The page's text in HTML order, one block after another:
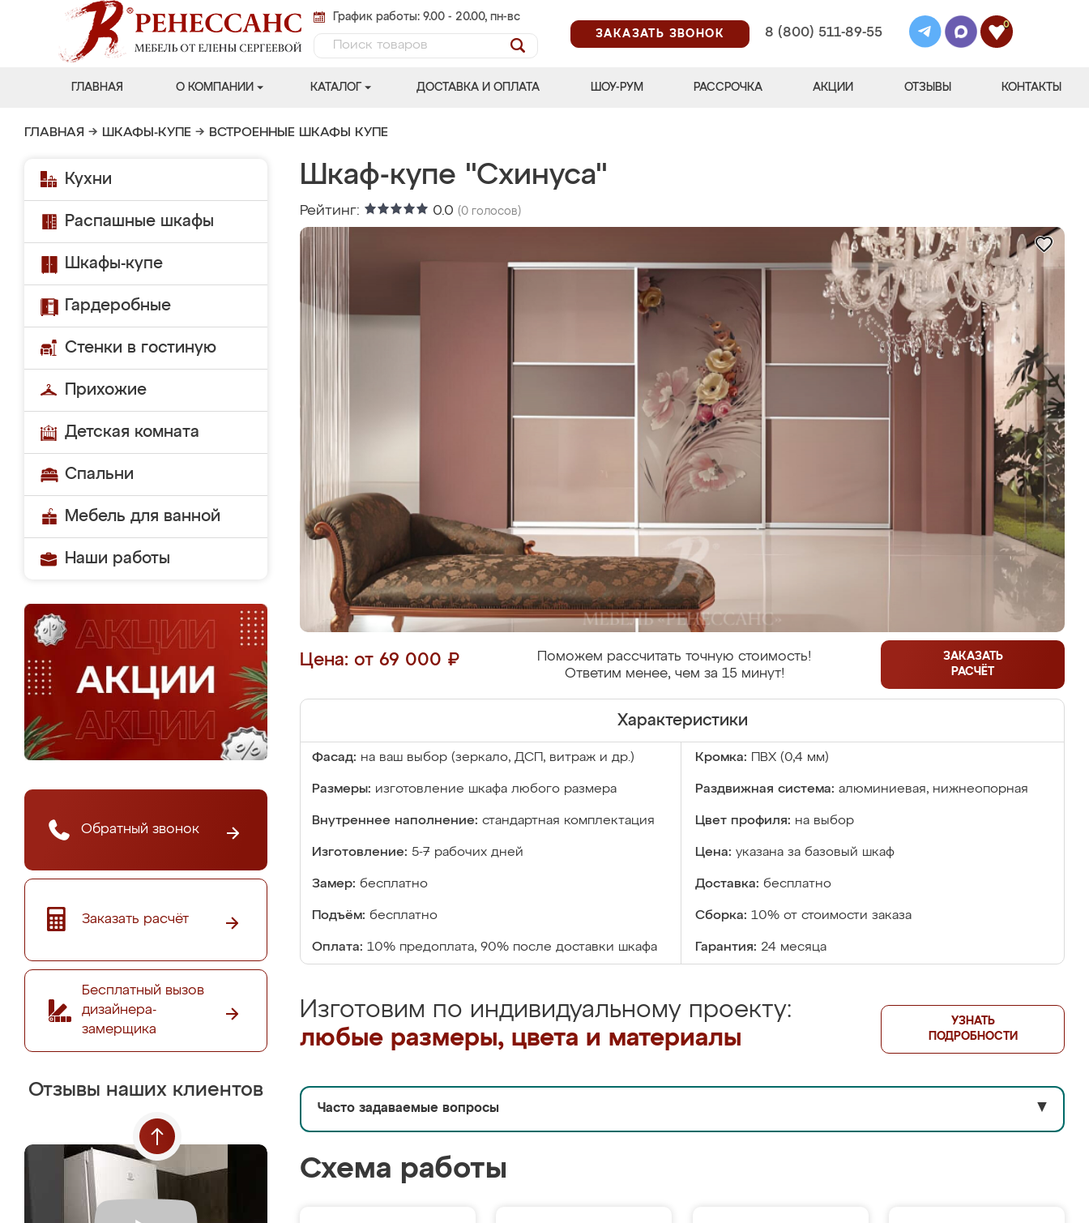
График работы: 9.00 - 20.00, пн-вс
ЗАКАЗАТЬ ЗВОНОК
8 (800) 511-89-55
0
ГЛАВНАЯ О КОМПАНИИ КАТАЛОГ ДОСТАВКА И ОПЛАТА ШОУ-РУМ РАССРОЧКА АКЦИИ ОТЗЫВЫ КОНТАКТЫ
ГЛАВНАЯ → ШКАФЫ-КУПЕ → ВСТРОЕННЫЕ ШКАФЫ КУПЕ
Кухни
Распашные шкафы
Шкафы-купе
Гардеробные
Стенки в гостиную
Прихожие
Детская комната
Спальни
Мебель для ванной
Наши работы
Обратный звонок
Заказать расчёт
Бесплатный вызов
дизайнера-
замерщика
Отзывы наших клиентов
Шкаф-купе "Схинуса"
Рейтинг: 0.0 (0 голосов)
Цена: от 69 000 ₽
Поможем рассчитать точную стоимость!
Ответим менее, чем за 15 минут!
ЗАКАЗАТЬ
РАСЧЁТ
Характеристики
Фасад: на ваш выбор (зеркало, ДСП, витраж и др.) Кромка: ПВХ (0,4 мм)
Размеры: изготовление шкафа любого размера Раздвижная система: алюминиевая, нижнеопорная
Внутреннее наполнение: стандартная комплектация Цвет профиля: на выбор
Изготовление: 5-7 рабочих дней Цена: указана за базовый шкаф
Замер: бесплатно Доставка: бесплатно
Подъём: бесплатно Сборка: 10% от стоимости заказа
Оплата: 10% предоплата, 90% после доставки шкафа Гарантия: 24 месяца
Изготовим по индивидуальному проекту:
любые размеры, цвета и материалы
УЗНАТЬ
ПОДРОБНОСТИ
Часто задаваемые вопросы ▼
Схема работы